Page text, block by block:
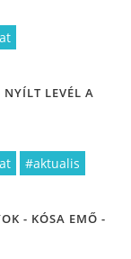
NYÍLT LEVÉL A
#aktualis
- KÓSA EMŐ -